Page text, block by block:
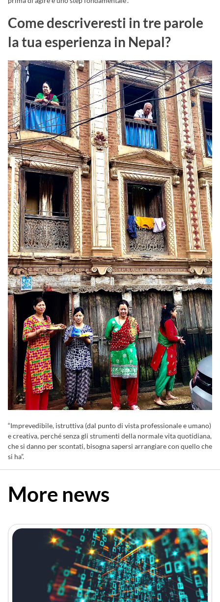
Come descriveresti in tre parole
la tua esperienza in Nepal?
“Imprevedibile, istruttiva (dal punto di vista professionale e umano)
e creativa, perché senza gli strumenti della normale vita quotidiana,
che si danno per scontati, bisogna sapersi arrangiare con quello che
si ha”.
More news